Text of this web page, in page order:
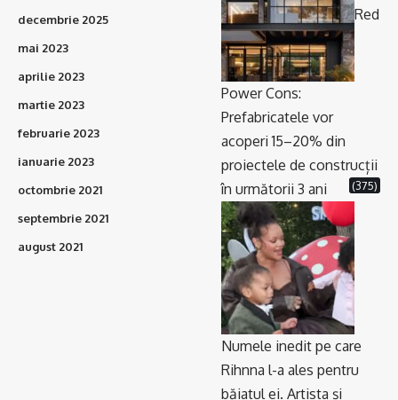
decembrie 2025
mai 2023
aprilie 2023
martie 2023
februarie 2023
ianuarie 2023
octombrie 2021
septembrie 2021
august 2021
Red
Power Cons:
Prefabricatele vor
acoperi 15–20% din
proiectele de construcții
în următorii 3 ani
(375)
Numele inedit pe care
Rihnna l-a ales pentru
băiatul ei. Artista și